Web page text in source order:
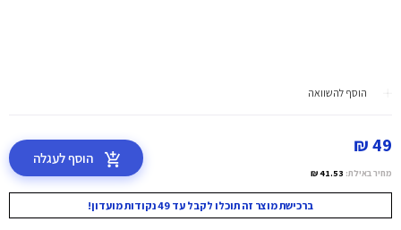
הוסף להשוואה
49 ₪
מחיר באילת: 41.53 ₪
הוסף לעגלה
ברכישת מוצר זה תוכלו לקבל עד 49 נקודות מועדון!